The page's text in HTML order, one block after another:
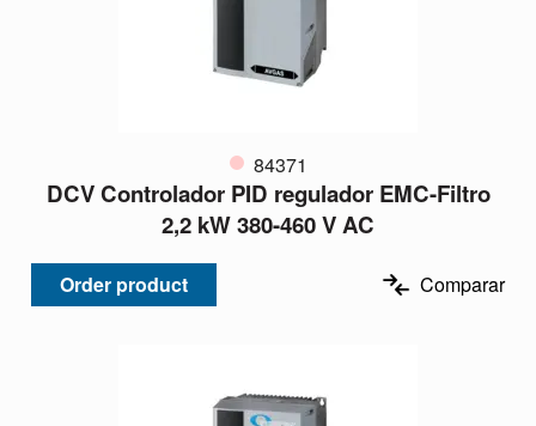
84371
DCV Controlador PID regulador EMC-Filtro
2,2 kW 380-460 V AC
Order product Comparar